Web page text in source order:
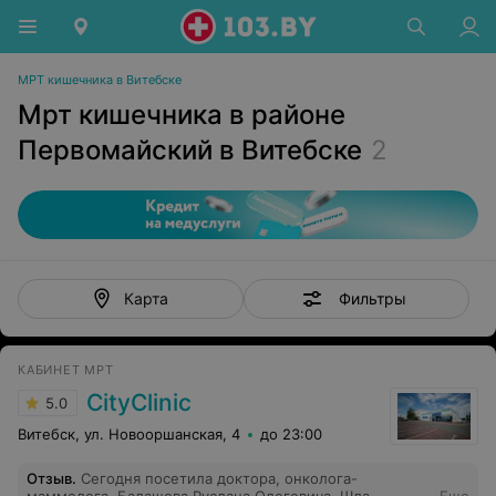
МРТ кишечника в Витебске
Мрт кишечника в районе
Первомайский в Витебске 2
Карта Фильтры
КАБИНЕТ МРТ
5.0 CityClinic
Витебск, ул. Новооршанская, 4 до 23:00
Отзыв. Сегодня посетила доктора, онколога-